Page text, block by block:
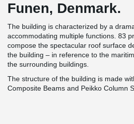
Funen, Denmark.
The building is characterized by a
accommodating multiple functions. 83
compose the spectacular roof surface
the building – in reference to the
the surrounding buildings.
The structure of the building is made
Composite Beams and Peikko Column